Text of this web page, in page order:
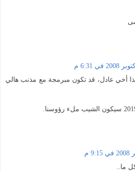
أخي عادل، قد تكون مبرمجة مع مذنب هالي
ما..